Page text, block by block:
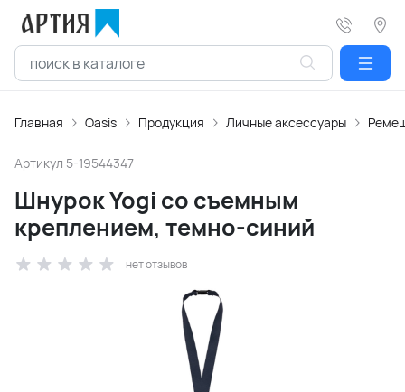
Главная Oasis Продукция Личные аксессуары
Артикул 5-19544347
Шнурок Yogi со съемным
креплением, темно-синий
нет отзывов